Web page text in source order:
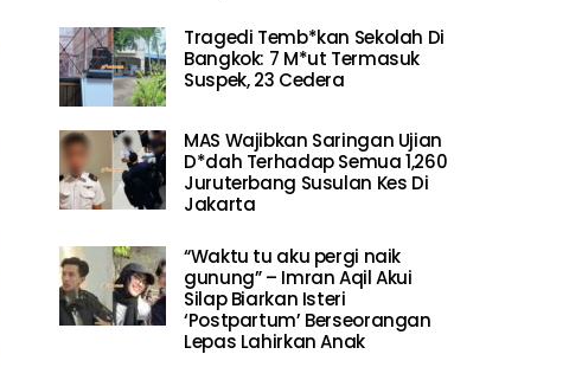
Tragedi Temb*kan Sekolah Di
Bangkok: 7 M*ut Termasuk
Suspek, 23 Cedera
MAS Wajibkan Saringan Ujian
D*dah Terhadap Semua 1,260
Juruterbang Susulan Kes Di
Jakarta
“Waktu tu aku pergi naik
gunung” – Imran Aqil Akui
Silap Biarkan Isteri
‘Postpartum’ Berseorangan
Lepas Lahirkan Anak